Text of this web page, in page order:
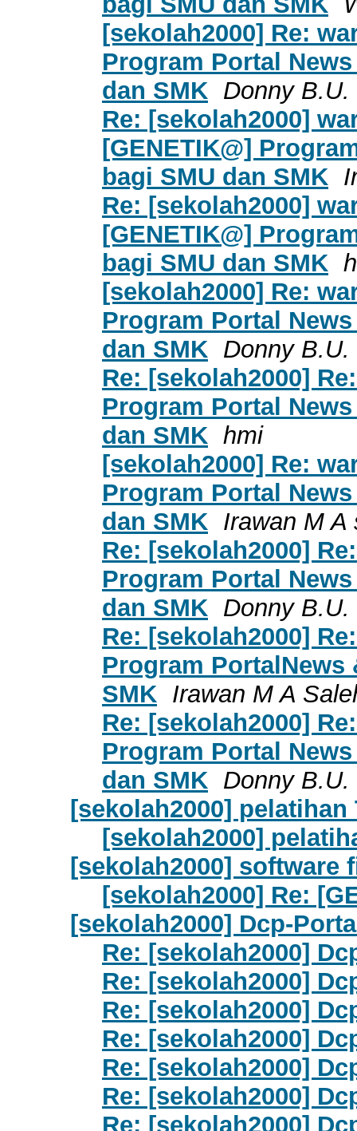
[sekolah2000] Re:
Program Portal
dan SMK Donny B.U.
Re: [sekolah2000]
[GENETIK@]
bagi SMU dan SMK
Re: [sekolah2000]
[GENETIK@]
bagi SMU dan SMK
[sekolah2000] Re:
Program Portal
dan SMK Donny B.U.
Re: [sekolah2000]
Program Portal
dan SMK hmi
[sekolah2000] Re:
Program Portal
dan SMK Irawan M A
Re: [sekolah2000]
Program Portal
dan SMK Donny B.U.
Re: [sekolah2000]
Program PortalNews
SMK Irawan M A
Re: [sekolah2000]
Program Portal
dan SMK Donny B.U.
[sekolah2000] pelatihan
[sekolah2000]
[sekolah2000] software
[sekolah2000] Re:
[sekolah2000] Dcp-
Re: [sekolah2000]
Re: [sekolah2000]
Re: [sekolah2000]
Re: [sekolah2000]
Re: [sekolah2000]
Re: [sekolah2000]
Re: [sekolah2000]